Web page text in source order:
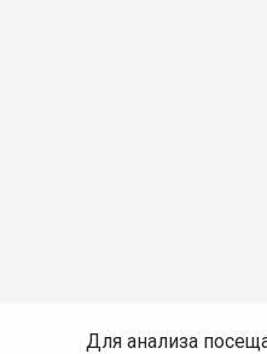
Для анализа